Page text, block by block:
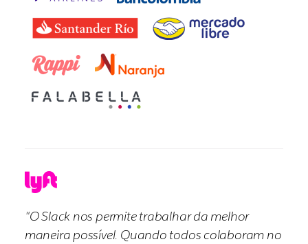
"O Slack nos permite trabalhar da melhor
maneira possível. Quando todos colaboram no